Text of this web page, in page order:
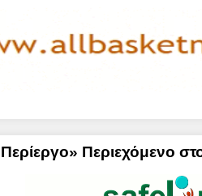
Περιεχόμενο